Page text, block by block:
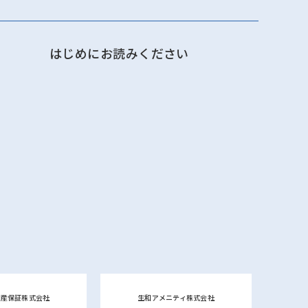
はじめにお読みください
保証株式会社 生和アメニティ株式会社